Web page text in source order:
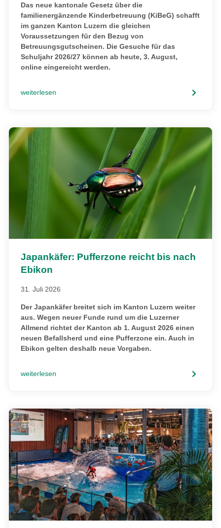
Das neue kantonale Gesetz über die
familienergänzende Kinderbetreuung (KiBeG) schafft
im ganzen Kanton Luzern die gleichen
Voraussetzungen für den Bezug von
Betreuungsgutscheinen. Die Gesuche für das
Schuljahr 2026/27 können ab heute, 3. August,
online eingereicht werden.
weiterlesen
Japankäfer: Pufferzone reicht bis nach
Ebikon
31. Juli 2026
Der Japankäfer breitet sich im Kanton Luzern weiter
aus. Wegen neuer Funde rund um die Luzerner
Allmend richtet der Kanton ab 1. August 2026 einen
neuen Befallsherd und eine Pufferzone ein. Auch in
Ebikon gelten deshalb neue Vorgaben.
weiterlesen